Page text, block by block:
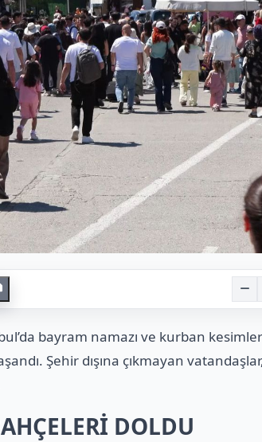
bayram namazı ve kurban
Şehir dışına çıkmayan
DOLDU